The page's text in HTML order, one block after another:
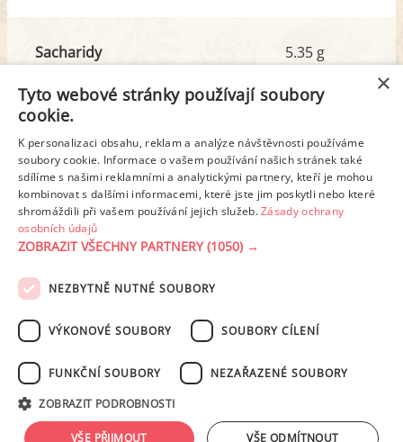
Sacharidy
5.35 g
Tuk
z toho nas. mastné kyseliny
30.02 g
13.50 g
Detailní rozpis
PODMÍNKY UŽITÍ ZÁSADY OCHRANY OSOBNÍCH ÚDAJŮ
NASTAVENÍ COOKIES
tohoto serveru je bez písemného souhlasu provozovatele zakázáno.
Design: Eva Roverová
×
Tyto webové stránky používají soubory
cookie.
K personalizaci obsahu, reklam a analýze návštěvnosti používáme
soubory cookie. Informace o vašem používání našich stránek také
sdílíme s našimi reklamními a analytickými partnery, kteří je mohou
kombinovat s dalšími informacemi, které jste jim poskytli nebo které
shromáždili při vašem používání jejich služeb.Zásady ochrany
osobních údajů
ZOBRAZIT VŠECHNY PARTNERY(1050) →
NEZBYTNĚ NUTNÉ SOUBORY
VÝKONOVÉ SOUBORY SOUBORY CÍLENÍ
FUNKČNÍ SOUBORY NEZAŘAZENÉ SOUBORY
ZOBRAZIT PODROBNOSTI
VŠE PŘIJMOUT VŠE ODMÍTNOUT